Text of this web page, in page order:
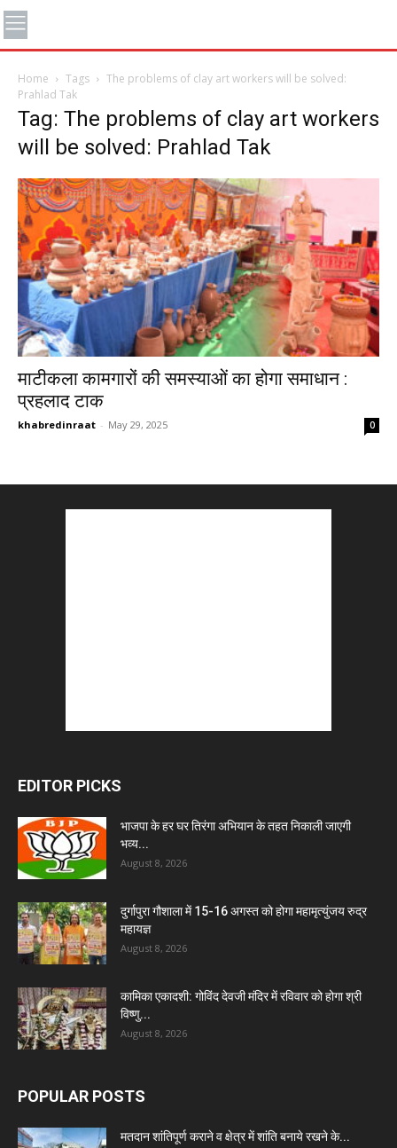
Home Tags
The problems of clay art workers will be solved:
Prahlad Tak
Tag: The problems of clay art workers
will be solved: Prahlad Tak
माटीकला कामगारों की समस्याओं का होगा समाधान :
प्रहलाद टाक
khabredinraat - May 29, 2025 0
EDITOR PICKS
भाजपा के हर घर तिरंगा अभियान के तहत निकाली जाएगी
भव्य...
August 8, 2026
दुर्गापुरा गौशाला में 15-16 अगस्त को होगा महामृत्युंजय रुद्र
महायज्ञ
August 8, 2026
कामिका एकादशी: गोविंद देवजी मंदिर में रविवार को होगा श्री
विष्णु...
August 8, 2026
POPULAR POSTS
मतदान शांतिपूर्ण कराने व क्षेत्र में शांति बनाये रखने के...